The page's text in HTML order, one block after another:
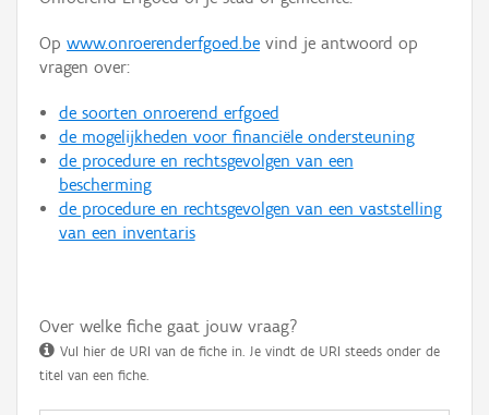
Aanmelden
Op www.onroerenderfgoed.be vind je antwoord op
vragen over:
de soorten onroerend erfgoed
de mogelijkheden voor financiële ondersteuning
de procedure en rechtsgevolgen van een
bescherming
de procedure en rechtsgevolgen van een vaststelling
van een inventaris
Over welke fiche gaat jouw vraag?
Vul hier de URI van de fiche in. Je vindt de URI steeds onder de
titel van een fiche.